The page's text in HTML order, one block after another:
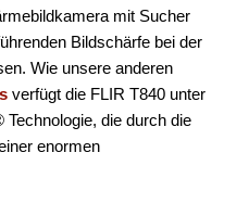
mit Sucher
Bildschärfe bei der
Wie unsere anderen
verfügt die FLIR T840 unter
die durch die
enormen